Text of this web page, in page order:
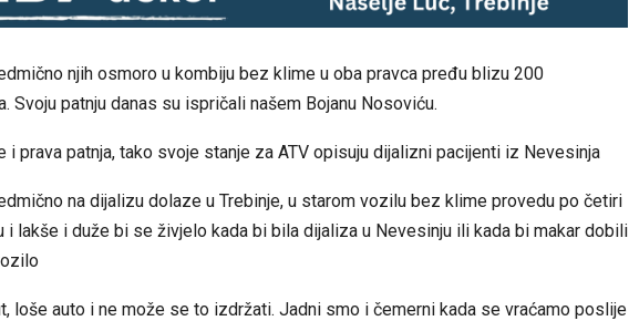
njih osmoro u kombiju bez klime u oba pravca pređu blizu 200
Svoju patnju danas su ispričali našem Bojanu Nosoviću.
i prava patnja, tako svoje stanje za ATV opisuju dijalizni pacijenti iz Nevesinja
na dijalizu dolaze u Trebinje, u starom vozilu bez klime provedu po četiri
i lakše i duže bi se živjelo kada bi bila dijaliza u Nevesinju ili kada bi makar dobili
loše auto i ne može se to izdržati. Jadni smo i čemerni kada se vraćamo poslije